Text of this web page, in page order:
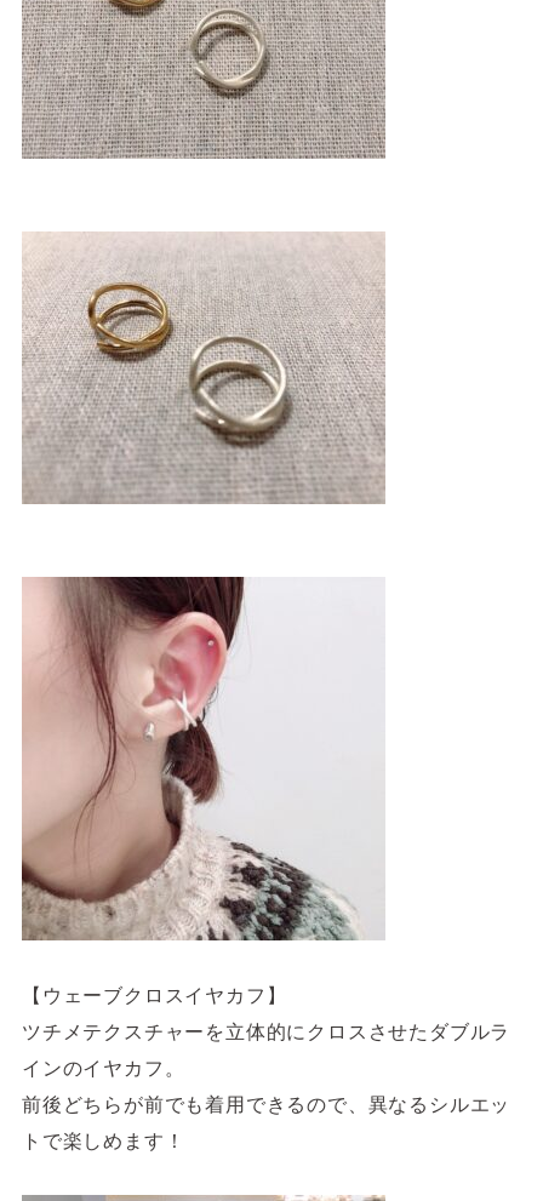
【ウェーブクロスイヤカフ】
ツチメテクスチャーを立体的にクロスさせたダブルラ
インのイヤカフ。
前後どちらが前でも着用できるので、異なるシルエッ
トで楽しめます！